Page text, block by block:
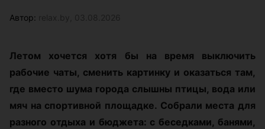
Автор:
Летом хочется хотя бы на время выключить
рабочие чаты, сменить картинку и оказаться там,
где вместо шума города слышны птицы, вода или
мяч на спортивной площадке. Собрали места для
разного отдыха и бюджета: с беседками, банями,